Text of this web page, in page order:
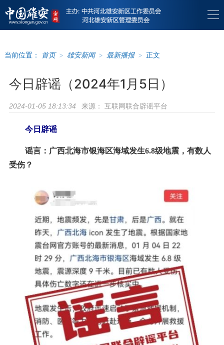
当前位置： 首页 > 雄安新闻 > 最新播报 > 正文
今日辟谣（2024年1月5日）
2024-01-05 18:13:34 来源： 互联网联合辟谣平台
今日辟谣
谣言：广西北海市银海区海域发生6.8级地震，有数人
受伤？